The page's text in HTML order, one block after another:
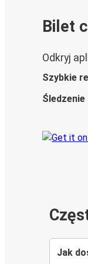
Bilet
Odkryj
Szybkie
Jak